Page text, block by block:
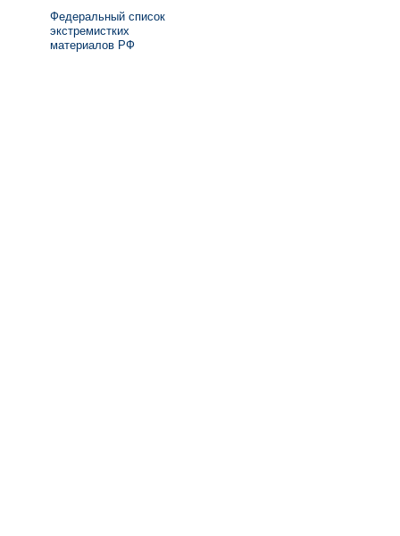
Федеральный список
экстремистких
материалов РФ